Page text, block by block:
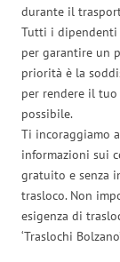
durante il
Tutti i dipendenti
per garantire un
priorità è la
per rendere il tuo
possibile.
Ti incoraggiamo
informazioni sui
gratuito e senza
trasloco. Non
esigenza di
‘Traslochi